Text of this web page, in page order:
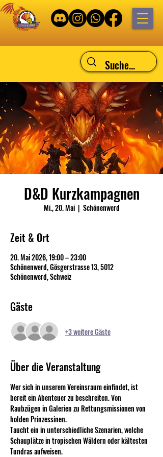
D&D Kurzkampagnen
Mi., 20. Mai
  |
Schönenwerd
Zeit & Ort
20. Mai 2026, 19:00 – 23:00
Schönenwerd, Gösgerstrasse 13, 5012
Schönenwerd, Schweiz
Gäste
+3 weitere Gäste
Über die Veranstaltung
Wer sich in unserem Vereinsraum einfindet, ist
bereit ein Abenteuer zu beschreiten. Von
Raubzügen in Galerien zu Rettungsmissionen von
holden Prinzessinen.
Taucht ein in unterschiedliche Szenarien, welche
Schauplätze in tropischen Wäldern oder kältesten
Tundras aufweisen.